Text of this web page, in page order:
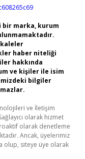
marka, kurum
haber niteliği
hakkında
ve kişiler ile isim
bilgiler
ve İletişim
olarak hizmet
olarak denetleme
Ancak, üyelerimiz
olup, siteye üye olarak